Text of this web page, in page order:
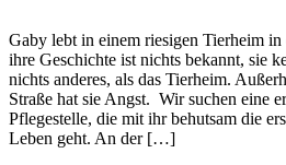
Gaby lebt in einem riesigen Tierheim
ihre Geschichte ist nichts bekannt, sie
nichts anderes, als das Tierheim.
Straße hat sie Angst. Wir suchen eine
Pflegestelle, die mit ihr behutsam die
Leben geht. An der […]